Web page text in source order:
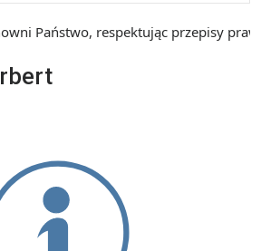
Państwo, respektując przepisy